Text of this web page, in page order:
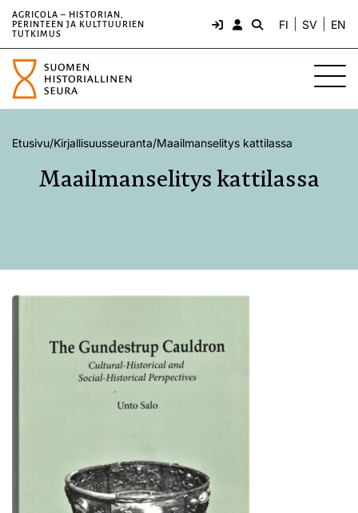
AGRICOLA – HISTORIAN,
PERINTEEN JA KULTTUURIEN
TUTKIMUS
FI SV EN
Etusivu/Kirjallisuusseuranta/Maailmanselitys kattilassa
Maailmanselitys kattilassa